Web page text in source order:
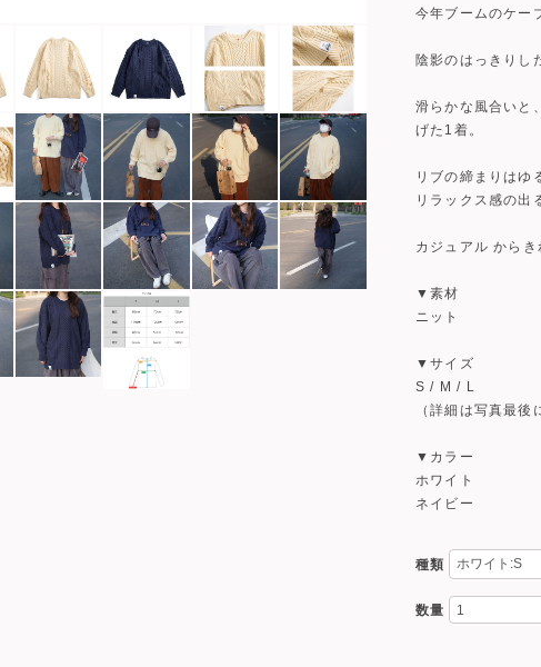
今年ブームのケー
陰影のはっきりし
滑らかな風合いと
げた1着。
リブの締まりはゆ
リラックス感の出
カジュアル からき
▼素材
ニット
▼サイズ
S / M / L
（詳細は写真最後
▼カラー
ホワイト
ネイビー
種類
数量